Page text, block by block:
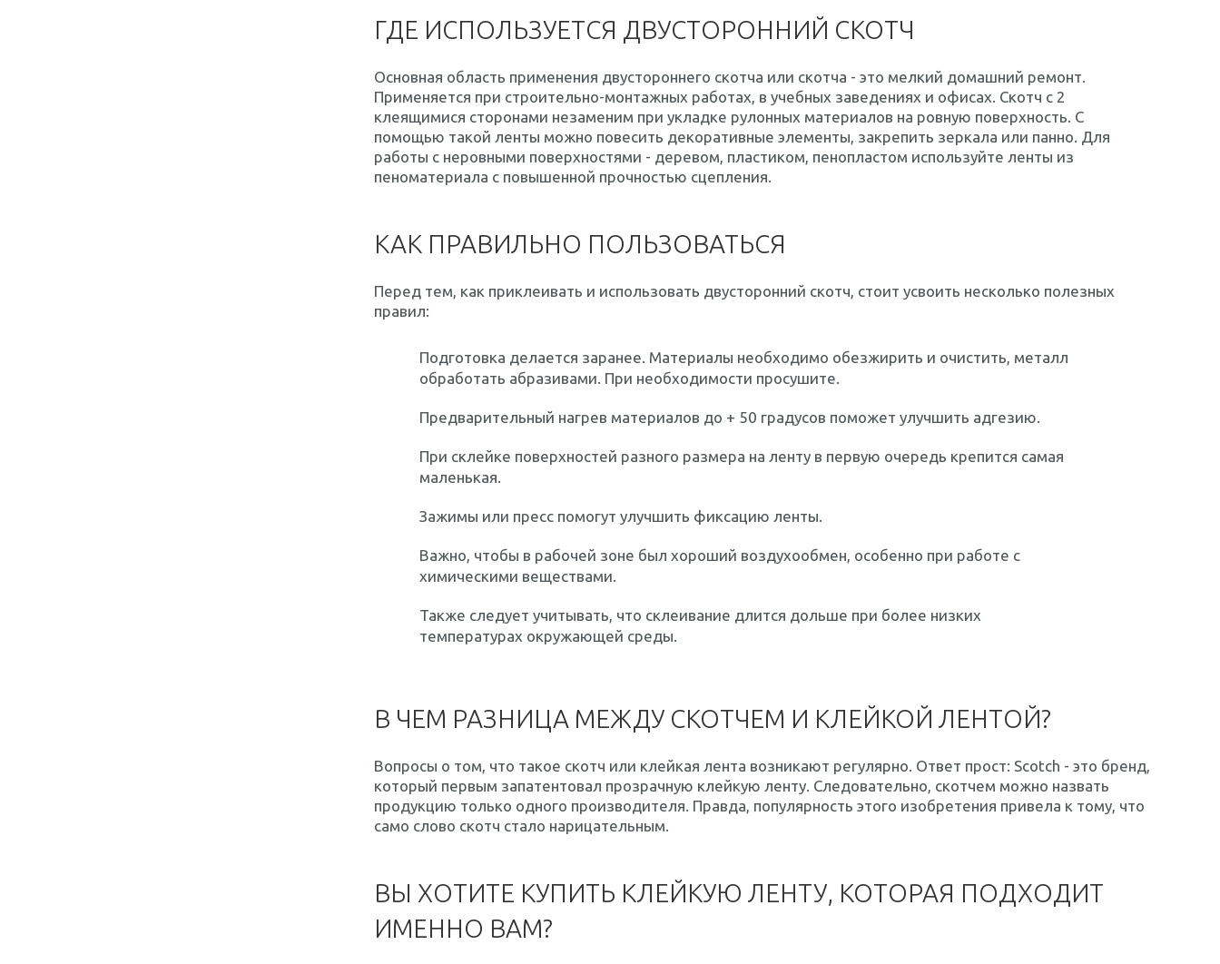
ГДЕ ИСПОЛЬЗУЕТСЯ ДВУСТОРОННИЙ СКОТЧ
Основная область применения двустороннего скотча или скотча - это мелкий домашний ремонт.
Применяется при строительно-монтажных работах, в учебных заведениях и офисах. Скотч с 2
клеящимися сторонами незаменим при укладке рулонных материалов на ровную поверхность. С
помощью такой ленты можно повесить декоративные элементы, закрепить зеркала или панно. Для
работы с неровными поверхностями - деревом, пластиком, пенопластом используйте ленты из
пеноматериала с повышенной прочностью сцепления.
КАК ПРАВИЛЬНО ПОЛЬЗОВАТЬСЯ
Перед тем, как приклеивать и использовать двусторонний скотч, стоит усвоить несколько полезных
правил:
Подготовка делается заранее. Материалы необходимо обезжирить и очистить, металл
обработать абразивами. При необходимости просушите.
Предварительный нагрев материалов до + 50 градусов поможет улучшить адгезию.
При склейке поверхностей разного размера на ленту в первую очередь крепится самая
маленькая.
Зажимы или пресс помогут улучшить фиксацию ленты.
Важно, чтобы в рабочей зоне был хороший воздухообмен, особенно при работе с
химическими веществами.
Также следует учитывать, что склеивание длится дольше при более низких
температурах окружающей среды.
В ЧЕМ РАЗНИЦА МЕЖДУ СКОТЧЕМ И КЛЕЙКОЙ ЛЕНТОЙ?
Вопросы о том, что такое скотч или клейкая лента возникают регулярно. Ответ прост: Scotch - это бренд,
который первым запатентовал прозрачную клейкую ленту. Следовательно, скотчем можно назвать
продукцию только одного производителя. Правда, популярность этого изобретения привела к тому, что
само слово скотч стало нарицательным.
ВЫ ХОТИТЕ КУПИТЬ КЛЕЙКУЮ ЛЕНТУ, КОТОРАЯ ПОДХОДИТ
ИМЕННО ВАМ?